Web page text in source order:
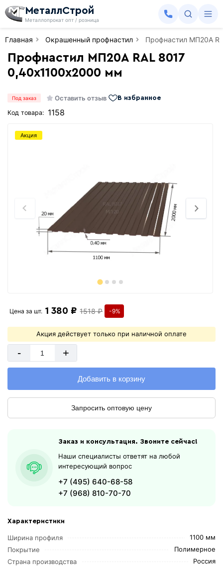
МеталлСтрой
Металлопрокат опт / розница
Главная Окрашенный профнастил Профнастил МП20А
Профнастил МП20А RAL 8017
0,40х1100х2000 мм
Под заказ Оставить отзыв В избранное
Код товара: 1158
Акция
Характеристики
Ширина профиля
1100 мм
Покрытие
Полимерное
Страна производства
Россия
Цена за шт. 1 380 ₽ 1518 ₽ -9%
Акция действует только при наличной оплате
- +
Добавить в корзину
Запросить оптовую цену
Заказ и консультация. Звоните сейчас!
Наши специалисты ответят на любой
интересующий вопрос
+7 (495) 640-68-58
+7 (968) 810-70-70